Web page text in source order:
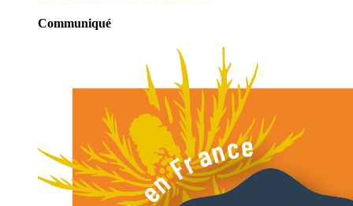
Communiqué